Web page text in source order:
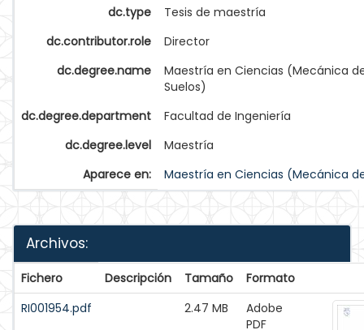
dc.type
Tesis de maestría
dc.contributor.role
Director
dc.degree.name
Maestría en Ciencias (Mecánica
Suelos)
dc.degree.department
Facultad de Ingeniería
dc.degree.level
Maestría
Aparece en:
Maestría en Ciencias (Mecánica
Archivos:
Fichero Descripción Tamaño
Formato
RI001954.pdf
2.47 MB
Adobe
PDF